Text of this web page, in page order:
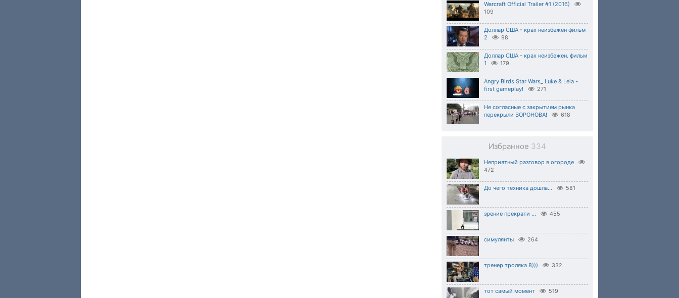
Warcraft Official Trailer #1 (2016)
109
Доллар США - крах неизбежен фильм
2
98
Доллар США - крах неизбежен. фильм
1
179
Angry Birds Star Wars_ Luke & Leia -
first gameplay!
271
Не согласные с закрытием рынка
перекрыли ВОРОНОВА!
618
Избранное 334
Неприятный разговор в огороде
472
До чего техника дошла... 581
зрение прекрати ... 455
симулянты 264
тренер троляка 8))) 332
тот самый момент 519